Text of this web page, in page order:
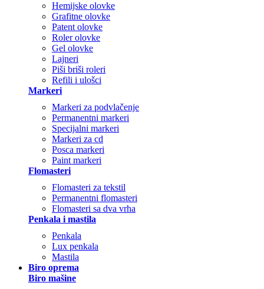
Hemijske olovke
Grafitne olovke
Patent olovke
Roler olovke
Gel olovke
Lajneri
Piši briši roleri
Refili i ulošci
Markeri
Markeri za podvlačenje
Permanentni markeri
Specijalni markeri
Markeri za cd
Posca markeri
Paint markeri
Flomasteri
Flomasteri za tekstil
Permanentni flomasteri
Flomasteri sa dva vrha
Penkala i mastila
Penkala
Lux penkala
Mastila
Biro oprema
Biro mašine